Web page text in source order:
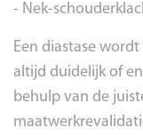
- Nek-
Een diastase
altijd duidelijk of
behulp van de